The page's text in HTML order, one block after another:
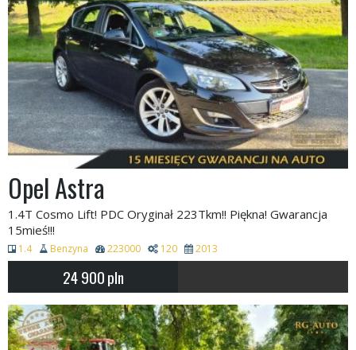
Opel Astra
1.4T Cosmo Lift! PDC Oryginał 223Tkm!! Piękna! Gwarancja
15mieś!!!
1.4 Benzyna 223000 120 2013
24 900pln